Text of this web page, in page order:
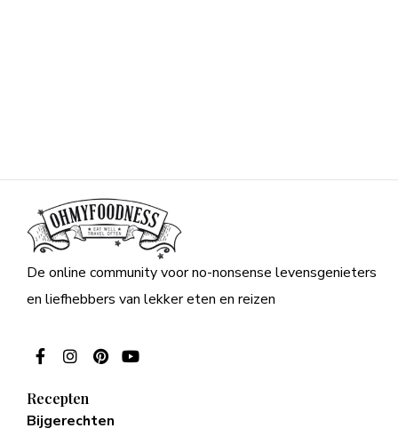
De online community voor no-nonsense levensgenieters
en liefhebbers van lekker eten en reizen
Recepten
Bijgerechten